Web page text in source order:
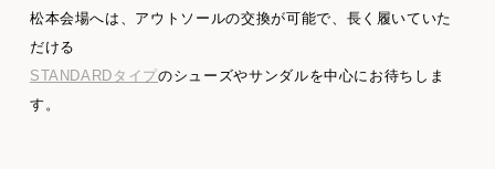
松本会場へは、アウトソールの交換が可能で、長く履いていた
だける
STANDARDタイプのシューズやサンダルを中心にお待ちしま
す。